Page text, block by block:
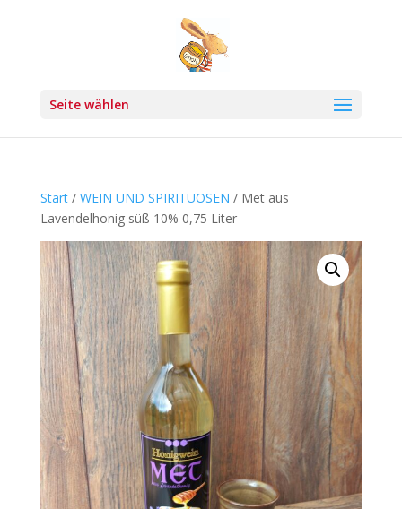
Seite wählen
Start/ WEIN UND SPIRITUOSEN / Met aus
Lavendelhonig süß 10% 0,75 Liter